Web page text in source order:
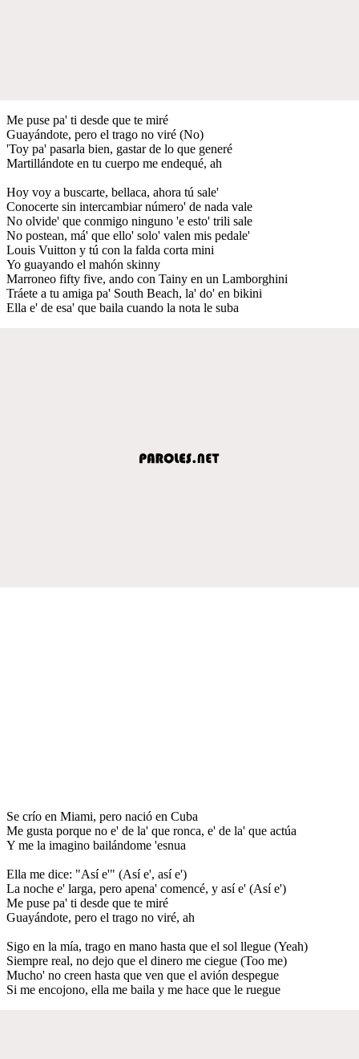
Me puse pa' ti desde que te miré
Guayándote, pero el trago no viré (No)
'Toy pa' pasarla bien, gastar de lo que generé
Martillándote en tu cuerpo me endequé, ah
Hoy voy a buscarte, bellaca, ahora tú sale'
Conocerte sin intercambiar número' de nada vale
No olvide' que conmigo ninguno 'e esto' trili sale
No postean, má' que ello' solo' valen mis pedale'
Louis Vuitton y tú con la falda corta mini
Yo guayando el mahón skinny
Marroneo fifty five, ando con Tainy en un Lamborghini
Tráete a tu amiga pa' South Beach, la' do' en bikini
Ella e' de esa' que baila cuando la nota le suba
Se crío en Miami, pero nació en Cuba
Me gusta porque no e' de la' que ronca, e' de la' que actúa
Y me la imagino bailándome 'esnua
Ella me dice: "Así e'" (Así e', así e')
La noche e' larga, pero apena' comencé, y así e' (Así e')
Me puse pa' ti desde que te miré
Guayándote, pero el trago no viré, ah
Sigo en la mía, trago en mano hasta que el sol llegue (Yeah)
Siempre real, no dejo que el dinero me ciegue (Too me)
Mucho' no creen hasta que ven que el avión despegue
Si me encojono, ella me baila y me hace que le ruegue